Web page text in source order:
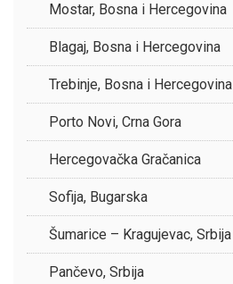
Mostar, Bosna i Hercegovina
Blagaj, Bosna i Hercegovina
Trebinje, Bosna i Hercegovina
Porto Novi, Crna Gora
Hercegovačka Gračanica
Sofija, Bugarska
Šumarice – Kragujevac, Srbija
Pančevo, Srbija